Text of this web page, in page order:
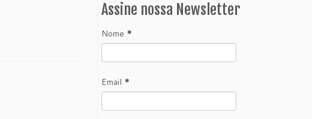
Assine nossa Newsletter
Nome *
Email *